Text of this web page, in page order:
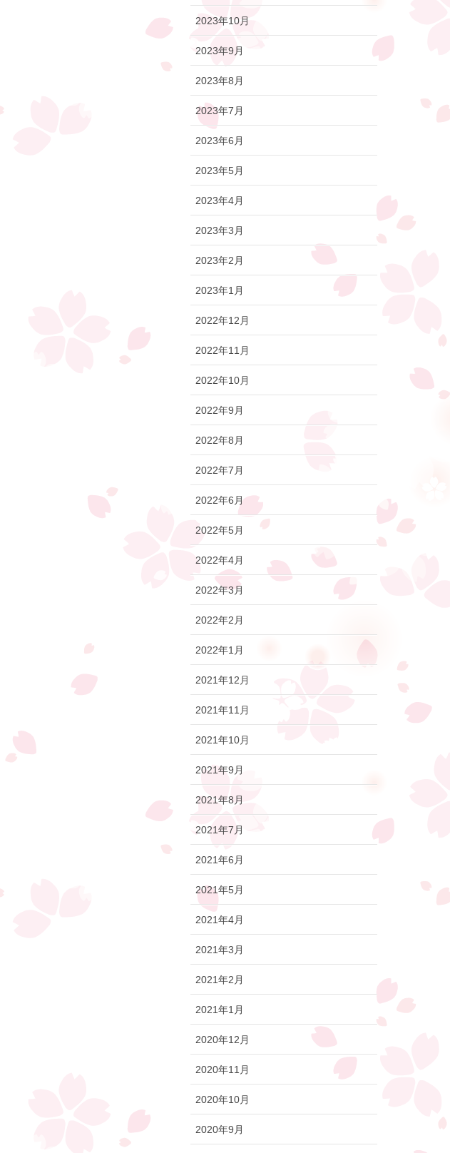
2023年10月
2023年9月
2023年8月
2023年7月
2023年6月
2023年5月
2023年4月
2023年3月
2023年2月
2023年1月
2022年12月
2022年11月
2022年10月
2022年9月
2022年8月
2022年7月
2022年6月
2022年5月
2022年4月
2022年3月
2022年2月
2022年1月
2021年12月
2021年11月
2021年10月
2021年9月
2021年8月
2021年7月
2021年6月
2021年5月
2021年4月
2021年3月
2021年2月
2021年1月
2020年12月
2020年11月
2020年10月
2020年9月